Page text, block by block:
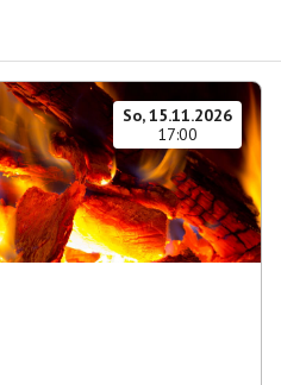
So, 15.11.2026
17:00